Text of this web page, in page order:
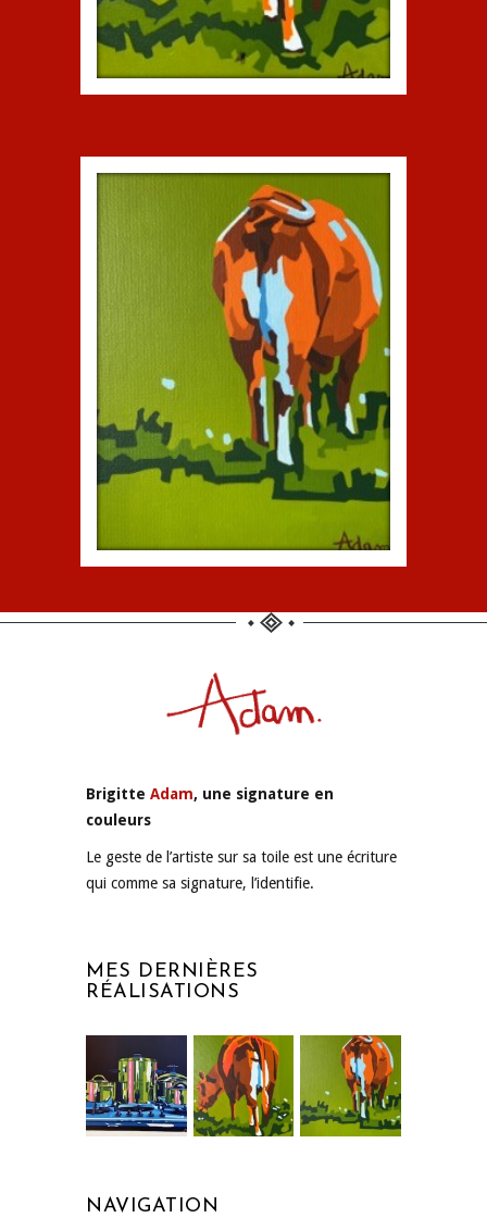
Brigitte Adam, une signature en
couleurs
Le geste de l’artiste sur sa toile est une écriture
qui comme sa signature, l’identifie.
MES DERNIÈRES
RÉALISATIONS
NAVIGATION